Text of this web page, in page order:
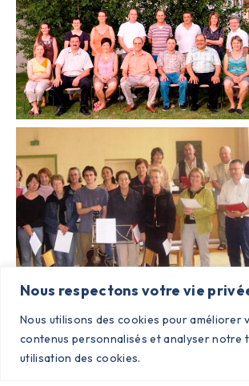
Nous respectons votre vie
Nous utilisons des cookies pour
contenus personnalisés et analyser notre
utilisation des cookies.